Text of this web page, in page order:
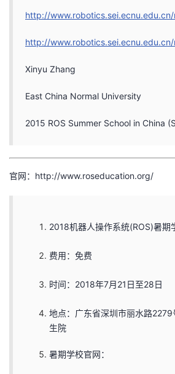
http://www.robotics.sei.ecnu.edu.cn/
http://www.robotics.sei.ecnu.edu.cn/
Xinyu Zhang
East China Normal University
2015 ROS Summer School in China
官网：http://www.roseducation.org/
2018机器人操作系统(ROS)暑期
费用：免费
时间：2018年7月21日至28日
地点：广东省深圳市丽水路
生院
暑期学校官网：